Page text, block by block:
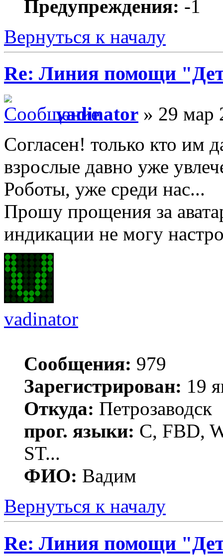
Предупреждения: -1
Вернуться к началу
Re: Линия помощи
vadinator » 29 мар
Согласен! только кто
взрослые давно уже
Роботы, уже среди нас...
Прошу прощения за
индикации не могу
vadinator
Сообщения: 979
Зарегистрирован: 19
Откуда: Петрозаводск
прог. языки: C, FBD,
ST...
ФИО: Вадим
Вернуться к началу
Re: Линия помощи